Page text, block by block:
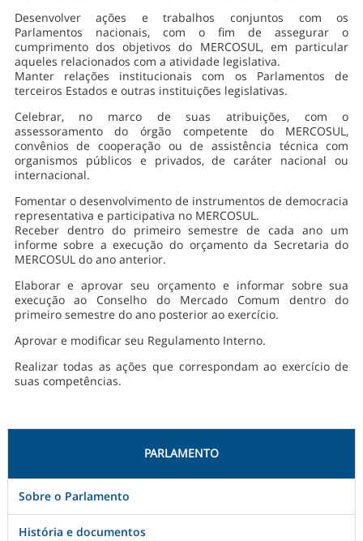
Desenvolver ações e trabalhos conjuntos com os
Parlamentos nacionais, com o fim de assegurar o
cumprimento dos objetivos do MERCOSUL, em particular
aqueles relacionados com a atividade legislativa.
Manter relações institucionais com os Parlamentos de
terceiros Estados e outras instituições legislativas.
Celebrar, no marco de suas atribuições, com o
assessoramento do órgão competente do MERCOSUL,
convênios de cooperação ou de assistência técnica com
organismos públicos e privados, de caráter nacional ou
internacional.
Fomentar o desenvolvimento de instrumentos de democracia
representativa e participativa no MERCOSUL.
Receber dentro do primeiro semestre de cada ano um
informe sobre a execução do orçamento da Secretaria do
MERCOSUL do ano anterior.
Elaborar e aprovar seu orçamento e informar sobre sua
execução ao Conselho do Mercado Comum dentro do
primeiro semestre do ano posterior ao exercício.
Aprovar e modificar seu Regulamento Interno.
Realizar todas as ações que correspondam ao exercício de
suas competências.
PARLAMENTO
Sobre o Parlamento
História e documentos